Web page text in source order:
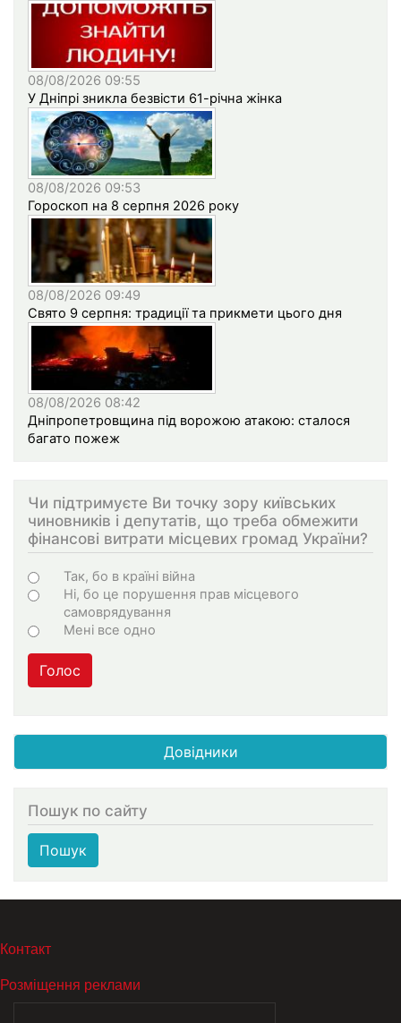
08/08/2026 09:55
У Дніпрі зникла безвісти 61-річна жінка
08/08/2026 09:53
Гороскоп на 8 серпня 2026 року
08/08/2026 09:49
Свято 9 серпня: традиції та прикмети цього дня
08/08/2026 08:42
Дніпропетровщина під ворожою атакою: сталося
багато пожеж
Чи підтримуєте Ви точку зору київських
чиновників і депутатів, що треба обмежити
фінансові витрати місцевих громад України?
Варіанти
Так, бо в країні війна
Ні, бо це порушення прав місцевого
самоврядування
Мені все одно
Голос
Довідники
Пошук по сайту
Пошук
МЕНЮ В ПОДВАЛЕ
Контакт
Розміщення реклами